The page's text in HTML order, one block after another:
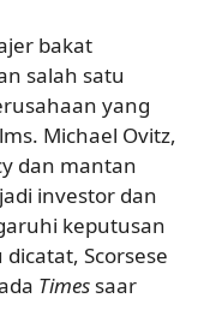
bakat
salah satu
yang
Michael Ovitz,
dan mantan
investor dan
keputusan
Scorsese
Times saar